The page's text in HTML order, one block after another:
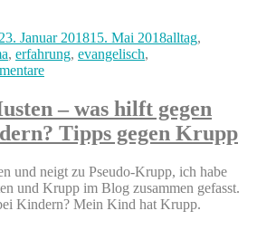
23. Januar 201815. Mai 2018Kategorien
alltag,
, erfahrung, evangelisch,
zu
der
Kleine
bald
Kindergartenkind
– was hilft gegen
Tipps gegen Krupp
und neigt zu Pseudo-Krupp, ich habe
und Krupp im Blog zusammen gefasst.
Kindern? Mein Kind hat Krupp.